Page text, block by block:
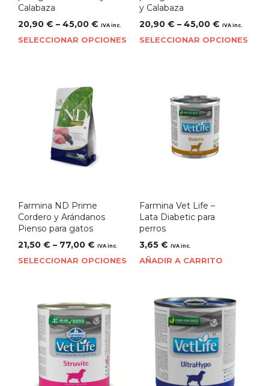
Calabaza
20,90 € – 45,00 € IVA inc.
SELECCIONAR OPCIONES
y Calabaza
20,90 € – 45,00 € IVA inc.
SELECCIONAR OPCIONES
Farmina ND Prime
Cordero y Arándanos
Pienso para gatos
21,50 € – 77,00 € IVA inc.
SELECCIONAR OPCIONES
Farmina Vet Life –
Lata Diabetic para
perros
3,65 € IVA inc.
AÑADIR A CARRITO